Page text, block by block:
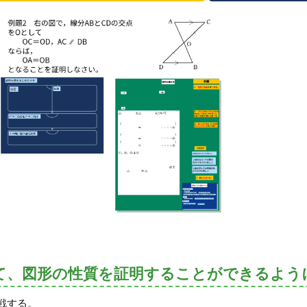
、図形の性質を証明することができるよう
る。